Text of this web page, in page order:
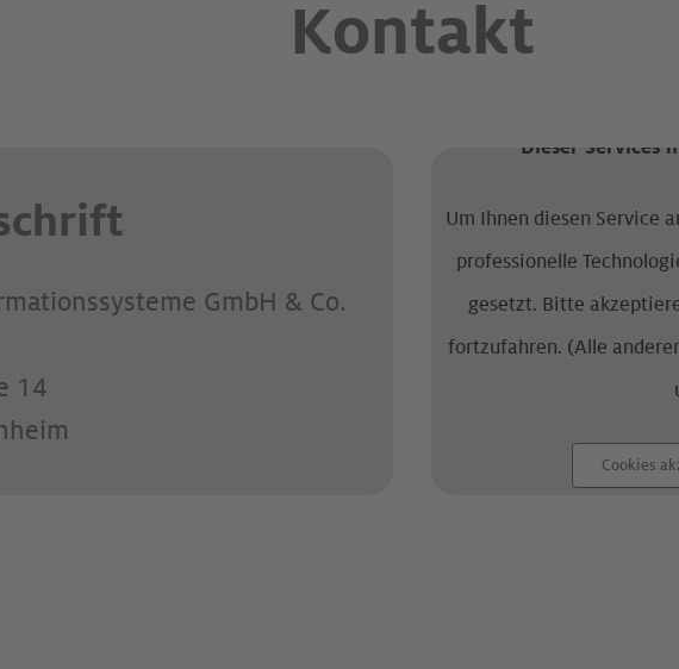
Kontakt
GmbH & Co.
14
Dieser Services
Um Ihnen diesen Service
professionelle
gesetzt. Bitte
fortzufahren. (Alle
Cookies